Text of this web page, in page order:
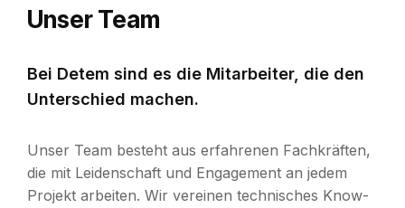
Unser Team
Bei Detem sind es die Mitarbeiter, die den
Unterschied machen.
Unser Team besteht aus erfahrenen Fachkräften,
die mit Leidenschaft und Engagement an jedem
Projekt arbeiten. Wir vereinen technisches Know-